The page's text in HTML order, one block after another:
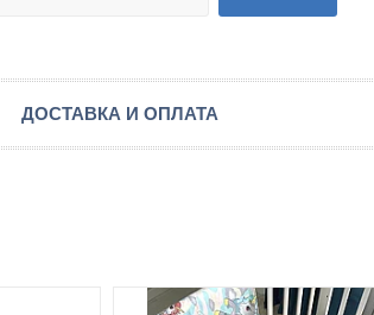
ДОСТАВКА И ОПЛАТА